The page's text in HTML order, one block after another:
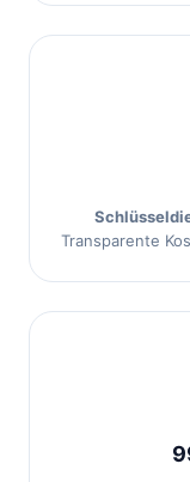
Transparente